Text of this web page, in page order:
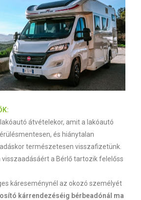
átvételekor, amit a lakóautó
és hiánytalan
természetesen visszafizetünk.
a Bérlő tartozik felelőss
káreseménynél az okozó személyét
kárrendezéséig bérbeadónál ma